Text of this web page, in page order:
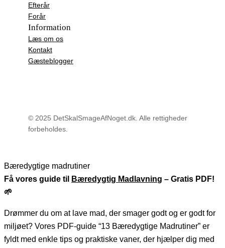
Efterår
Forår
Information
Læs om os
Kontakt
Gæsteblogger
© 2025 DetSkalSmageAfNoget.dk. Alle rettigheder
forbeholdes.
Bæredygtige madrutiner
Få vores guide til Bæredygtig Madlavning – Gratis PDF!
🌱
Drømmer du om at lave mad, der smager godt og er godt for
miljøet? Vores PDF-guide “13 Bæredygtige Madrutiner” er
fyldt med enkle tips og praktiske vaner, der hjælper dig med